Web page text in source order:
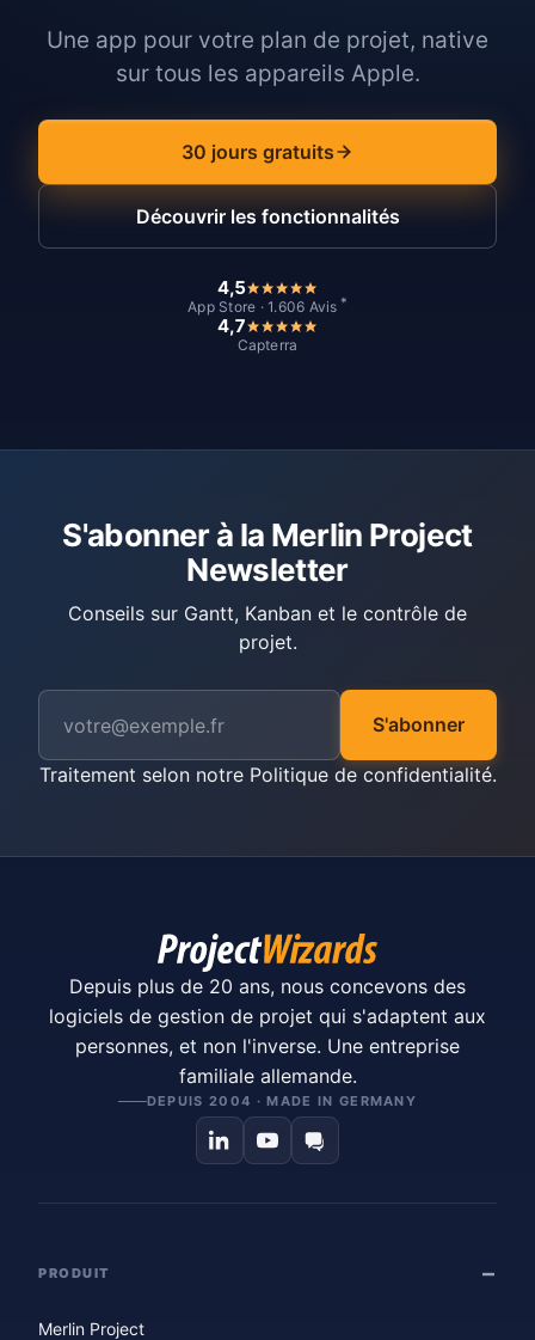
Une app pour votre plan de projet, native
sur tous les appareils Apple.
30 jours gratuits
Découvrir les fonctionnalités
4,5
App Store · 1.606 Avis *
4,7
Capterra
S'abonner à la Merlin Project
Newsletter
Conseils sur Gantt, Kanban et le contrôle de
projet.
S'abonner
Traitement selon notre Politique de confidentialité.
Depuis plus de 20 ans, nous concevons des
logiciels de gestion de projet qui s'adaptent aux
personnes, et non l'inverse. Une entreprise
familiale allemande.
DEPUIS 2004 · MADE IN GERMANY
PRODUIT
Merlin Project